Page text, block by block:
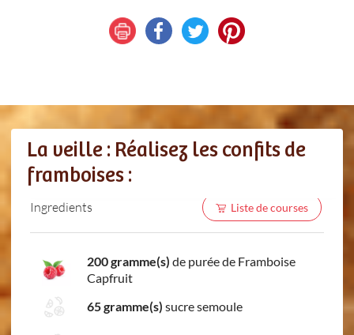
La veille : Réalisez les confits de
framboises :
Ingredients Liste de courses
200 gramme(s) de purée de Framboise
Capfruit
65 gramme(s) sucre semoule